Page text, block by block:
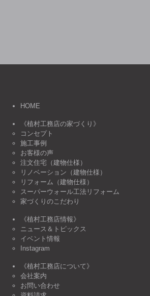
HOME
《植村工務店の家づくり》
コンセプト
施工事例
お客様の声
注文住宅（建物仕様）
リノベーション（建物仕様）
リフォーム（建物仕様）
スーパーウォール工法リフォーム
家づくりのこだわり
《植村工務店情報》
ニュース＆トピックス
イベント情報
Instagram
《植村工務店について》
会社案内
お問い合わせ